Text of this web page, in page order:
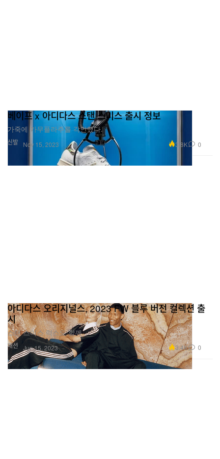
신발
베이프 x 아디다스 스탠 스미스 출시 정보
가죽에 카무플라주를 각인했다.
Nov 15, 2023 3.8K 0
패션
아디다스 오리지널스, 2023 FW 블루 버전 컬렉션 출
시
스탠 스미스 럭스도 함께.
Jun 15, 2023 3.4K 0